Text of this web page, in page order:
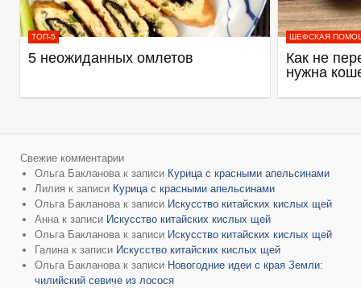
ТОП-5
5 неожиданных омлетов
ШЕФСКАЯ
Как не
нужна
Свежие комментарии
Ольга Бакланова к записи Курица с красными апельсинами
Лилия к записи Курица с красными апельсинами
Ольга Бакланова к записи Искусство китайских кислых щей
Анна к записи Искусство китайских кислых щей
Ольга Бакланова к записи Искусство китайских кислых щей
Галина к записи Искусство китайских кислых щей
Ольга Бакланова к записи Новогодние идеи с края Земли:
чилийский севиче из лосося